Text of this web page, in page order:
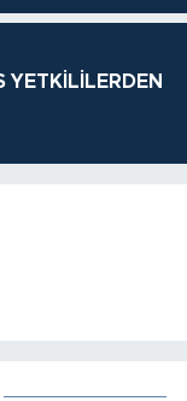
YETKİLİLERDEN